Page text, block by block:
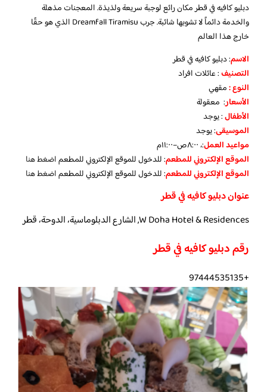
دبليو كافيه في قطر مكان رائع لوجبة سريعة ولذيذة. المعجنات مذهلة
والخدمة دائماً لا تشوبها شائبة. جرب Dreamfall Tiramisu الذي هو حقًا
خارج هذا العالم
الاسم: دبليو كافيه في قطر
التصنيف: عائلات افراد
النوع :مقهي
الأسعار: معقولة
الأطفال:يوجد
الموسيقى:يوجد
مواعيد العمل:، ٨:٠٠ص–١١:٠٠م
الموقع الإلكتروني للمطعم: للدخول للموقع الإلكتروني للمطعماضغط هنا
الموقع الإلكتروني للمطعم: للدخول للموقع الإلكتروني للمطعماضغط هنا
عنوان دبليو كافيه في قطر
W Doha Hotel & Residences, الشارع الدبلوماسية، الدوحة، قطر
رقم دبليو كافيه في قطر
+97444535135